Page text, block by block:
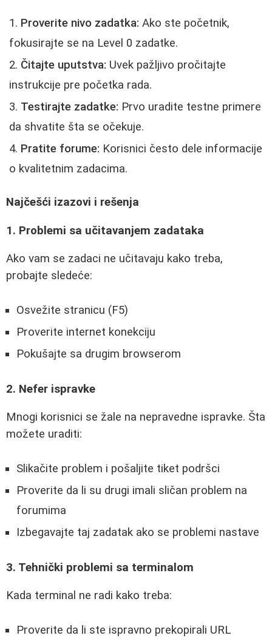
Proverite nivo zadatka: Ako ste početnik,
fokusirajte se na Level 0 zadatke.
Čitajte uputstva: Uvek pažljivo pročitajte
instrukcije pre početka rada.
Testirajte zadatke: Prvo uradite testne primere
da shvatite šta se očekuje.
Pratite forume: Korisnici često dele informacije
o kvalitetnim zadacima.
Najčešći izazovi i rešenja
1. Problemi sa učitavanjem zadataka
Ako vam se zadaci ne učitavaju kako treba,
probajte sledeće:
Osvežite stranicu (F5)
Proverite internet konekciju
Pokušajte sa drugim browserom
2. Nefer ispravke
Mnogi korisnici se žale na nepravedne ispravke. Šta
možete uraditi:
Slikačite problem i pošaljite tiket podršci
Proverite da li su drugi imali sličan problem na
forumima
Izbegavajte taj zadatak ako se problemi nastave
3. Tehnički problemi sa terminalom
Kada terminal ne radi kako treba:
Proverite da li ste ispravno prekopirali URL